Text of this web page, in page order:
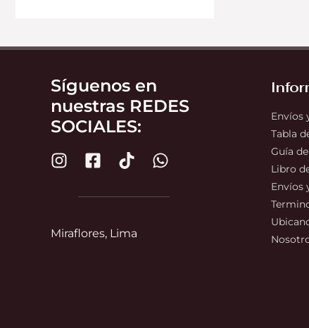
Síguenos en
nuestras REDES
SOCIALES:
Miraflores, Lima
Envíos
Tabla
Guía
Libro
Envíos